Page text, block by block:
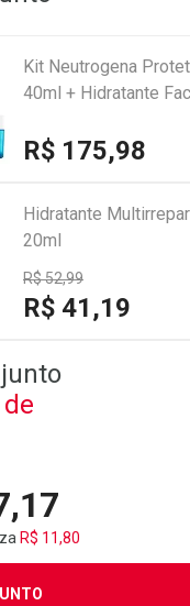
Kit Neutrogena
40ml + Hidratante
R$ 175,98
Hidratante
20ml
R$ 52,99
R$ 41,19
R$ 11,80